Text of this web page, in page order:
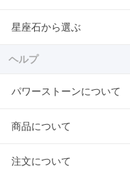
星座石から選ぶ
ヘルプ
パワーストーンについて
商品について
注文について